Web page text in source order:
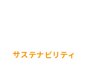
サステナビリティ